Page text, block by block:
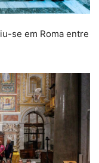
se em Roma entre